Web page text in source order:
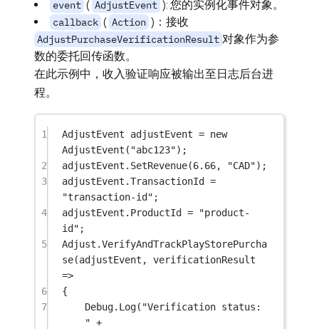
event ( AdjustEvent ): 您的实例化事件对象。
callback ( Action )：接收
AdjustPurchaseVerificationResult 对象作为参
数的委托回传函数。
在此示例中，收入验证响应被输出至日志后台进
程。
1 AdjustEvent adjustEvent = new
AdjustEvent ( "abc123");
2
adjustEvent. SetRevenue(6.66, "CAD");
3
adjustEvent.TransactionId =
"transaction-id" ;
4
adjustEvent.ProductId =
"product-
id" ;
5
Adjust.VerifyAndTrackPlayStorePurcha
se(adjustEvent, verificationResult
=>
6
{
7
Debug. Log( "Verification status:
" +